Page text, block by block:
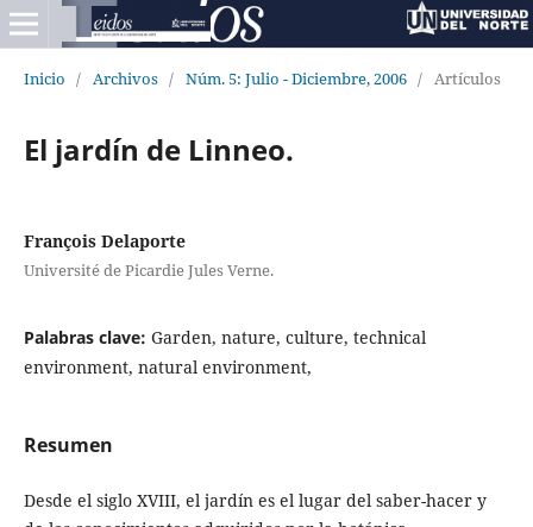
Inicio / Archivos / Núm. 5: Julio - Diciembre, 2006 / Artículos
El jardín de Linneo.
François Delaporte
Université de Picardie Jules Verne.
Palabras clave: Garden, nature, culture, technical
environment, natural environment,
Resumen
Desde el siglo XVIII, el jardín es el lugar del saber-hacer y